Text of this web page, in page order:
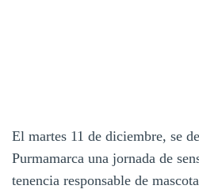
El martes 11 de diciembre, se
Purmamarca una jornada de
tenencia responsable de